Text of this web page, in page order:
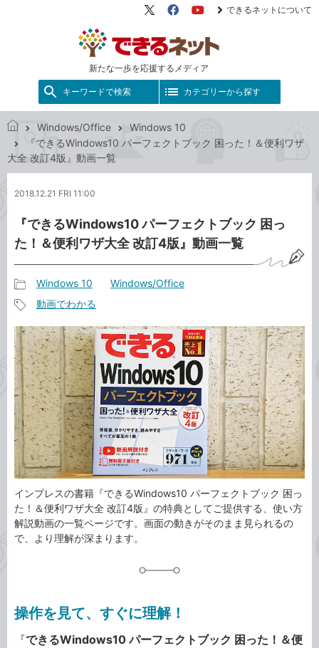
新たな一歩を応援するメディア
X（旧
FacebookYouTube
できるネットについて
キーワードで検索 カテゴリーから探す
き
ッ
Windows/Office
Windows 10
『できるWindows10 パーフェクトブック 困った！＆便利ワザ
大全 改訂4版』動画一覧
2018.12.21 FRI 11:00
『できるWindows10 パーフェクトブック 困っ
た！＆便利ワザ大全 改訂4版』動画一覧
事
カ
テ
ゴ
リ
Windows 10 Windows/Office
事
タ
グ
動画でわかる
インプレスの書籍『できるWindows10 パーフェクトブック 困っ
た！＆便利ワザ大全 改訂4版』の特典としてご提供する、使い方
解説動画の一覧ページです。画面の動きがそのまま見られるの
で、より理解が深まります。
操作を見て、すぐに理解！
『できるWindows10 パーフェクトブック 困った！＆便